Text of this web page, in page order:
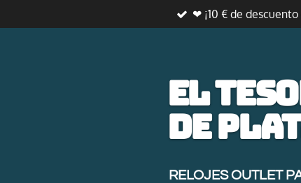
al
❤ ¡10 € de
El
de
RELOJES OUTLET